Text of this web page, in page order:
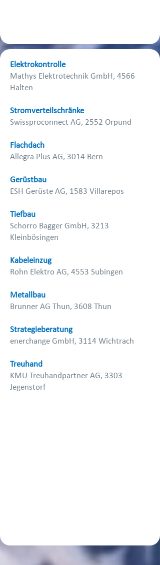
Elektrokontrolle
Mathys Elektrotechnik GmbH, 4566
Halten
Stromverteilschränke
Swissproconnect AG, 2552 Orpund
Flachdach
Allegra Plus AG, 3014 Bern
Gerüstbau
ESH Gerüste AG, 1583 Villarepos
Tiefbau
Schorro Bagger GmbH, 3213
Kleinbösingen
Kabeleinzug
Rohn Elektro AG, 4553 Subingen
Metallbau
Brunner AG Thun, 3608 Thun
Strategieberatung
enerchange GmbH, 3114 Wichtrach
Treuhand
KMU Treuhandpartner AG, 3303
Jegenstorf